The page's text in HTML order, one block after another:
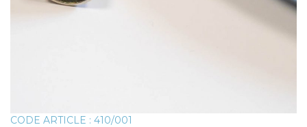
CODE ARTICLE : 410/001